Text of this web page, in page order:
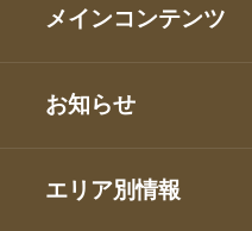
メインコンテンツ
お知らせ
エリア別情報